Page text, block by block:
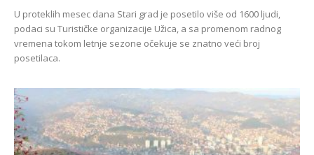
U proteklih mesec dana Stari grad je posetilo više od 1600 ljudi,
podaci su Turističke organizacije Užica, a sa promenom radnog
vremena tokom letnje sezone očekuje se znatno veći broj
posetilaca.